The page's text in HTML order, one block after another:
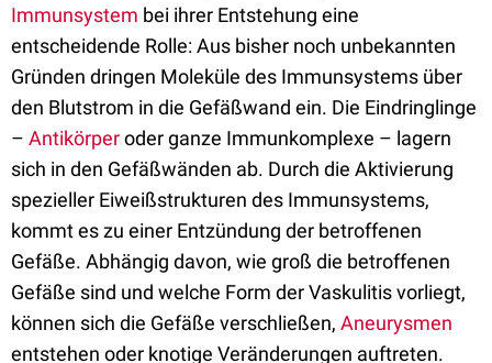
Immunsystem bei ihrer Entstehung eine
entscheidende Rolle: Aus bisher noch unbekannten
Gründen dringen Moleküle des Immunsystems über
den Blutstrom in die Gefäßwand ein. Die Eindringlinge
– Antikörperoder ganze Immunkomplexe – lagern
sich in den Gefäßwänden ab. Durch die Aktivierung
spezieller Eiweißstrukturen des Immunsystems,
kommt es zu einer Entzündung der betroffenen
Gefäße. Abhängig davon, wie groß die betroffenen
Gefäße sind und welche Form der Vaskulitis vorliegt,
können sich die Gefäße verschließen, Aneurysmen
entstehen oder knotige Veränderungen auftreten.